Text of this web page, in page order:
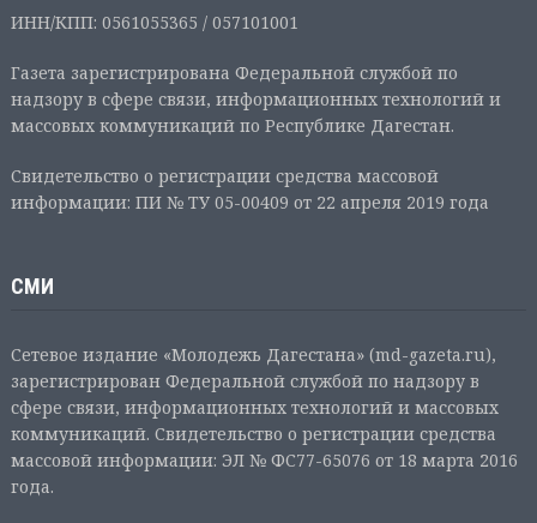
ИНН/КПП: 0561055365 / 057101001
Газета зарегистрирована Федеральной службой по
надзору в сфере связи, информационных технологий и
массовых коммуникаций по Республике Дагестан.
Свидетельство о регистрации средства массовой
информации: ПИ № ТУ 05-00409 от 22 апреля 2019 года
СМИ
Сетевое издание «Молодежь Дагестана» (md-gazeta.ru),
зарегистрирован Федеральной службой по надзору в
сфере связи, информационных технологий и массовых
коммуникаций. Свидетельство о регистрации средства
массовой информации: ЭЛ № ФС77-65076 от 18 марта 2016
года.